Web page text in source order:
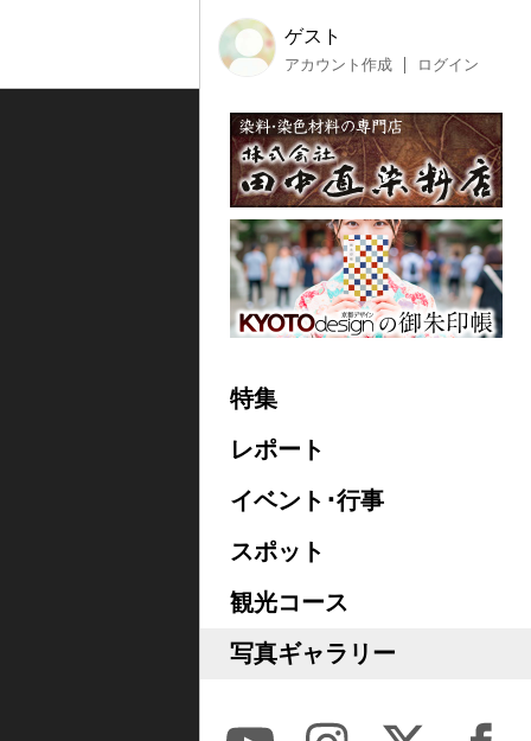
ゲスト
アカウント作成 ログイン
特集
レポート
イベント･行事
スポット
観光コース
写真ギャラリー